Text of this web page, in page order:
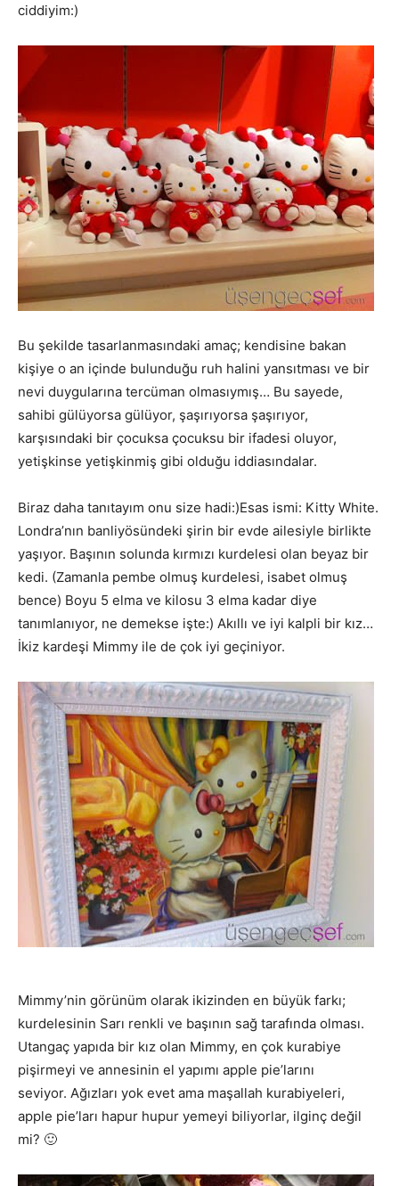
ciddiyim:)
Bu şekilde tasarlanmasındaki amaç; kendisine bakan
kişiye o an içinde bulunduğu ruh halini yansıtması ve bir
nevi duygularına tercüman olmasıymış… Bu sayede,
sahibi gülüyorsa gülüyor, şaşırıyorsa şaşırıyor,
karşısındaki bir çocuksa çocuksu bir ifadesi oluyor,
yetişkinse yetişkinmiş gibi olduğu iddiasındalar.
Biraz daha tanıtayım onu size hadi:)Esas ismi: Kitty White.
Londra’nın banliyösündeki şirin bir evde ailesiyle birlikte
yaşıyor. Başının solunda kırmızı kurdelesi olan beyaz bir
kedi. (Zamanla pembe olmuş kurdelesi, isabet olmuş
bence) Boyu 5 elma ve kilosu 3 elma kadar diye
tanımlanıyor, ne demekse işte:) Akıllı ve iyi kalpli bir kız…
İkiz kardeşi Mimmy ile de çok iyi geçiniyor.
Mimmy’nin görünüm olarak ikizinden en büyük farkı;
kurdelesinin Sarı renkli ve başının sağ tarafında olması.
Utangaç yapıda bir kız olan Mimmy, en çok kurabiye
pişirmeyi ve annesinin el yapımı apple pie’larını
seviyor. Ağızları yok evet ama maşallah kurabiyeleri,
apple pie’ları hapur hupur yemeyi biliyorlar, ilginç değil
mi? 🙂